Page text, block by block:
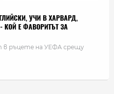
УЧИ В ХАРВАРД,
КОЙ Е ФАВОРИТЪТ ЗА
в ръцете на УЕФА срещу